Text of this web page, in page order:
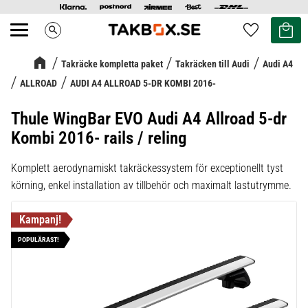
Meny search Favoriter
Kundvagn
Takräcke kompletta paket Takräcken till Audi
Audi A4
ALLROAD
AUDI A4 ALLROAD 5-DR KOMBI 2016-
Thule WingBar EVO Audi A4 Allroad 5-dr
Kombi 2016- rails / reling
Komplett aerodynamiskt takräckessystem för exceptionellt tyst
körning, enkel installation av tillbehör och maximalt lastutrymme.
POPULÄRAST!